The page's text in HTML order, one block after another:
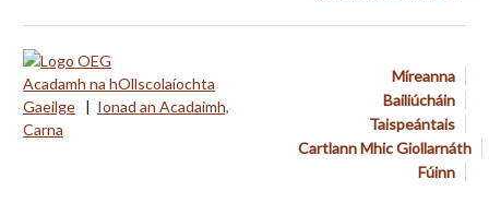
Míreanna
Bailiúcháin
Taispeántais
Cartlann Mhic Giollarnáth
Fúinn
Acadamh na hOllscolaíochta
Gaeilge | Ionad an Acadaimh,
Carna